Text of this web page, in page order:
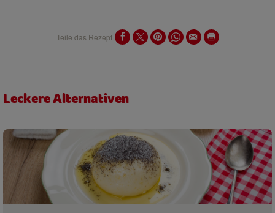
Teile das Rezept
Leckere Alternativen